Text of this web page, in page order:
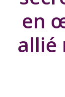
en
allié